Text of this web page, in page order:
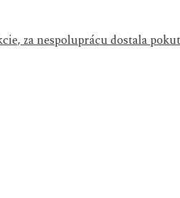
za nespoluprácu dostala